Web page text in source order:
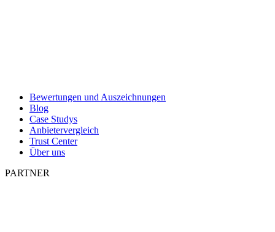
Bewertungen und Auszeichnungen
Blog
Case Studys
Anbietervergleich
Trust Center
Über uns
PARTNER